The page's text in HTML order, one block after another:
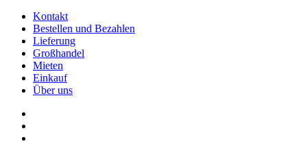
Kontakt
Bestellen und Bezahlen
Lieferung
Großhandel
Mieten
Einkauf
Über uns